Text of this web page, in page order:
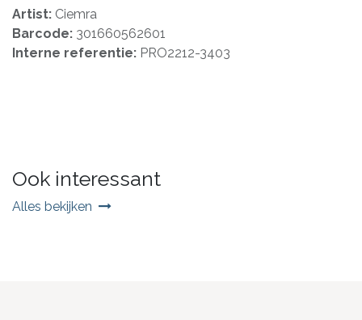
Artist: Ciemra
Barcode: 301660562601
Interne referentie: PRO2212-3403
Ook interessant
Alles bekijken